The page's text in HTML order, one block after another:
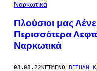
Ναρκωτικά
Πλούσιοι μας
Περισσότερα
Ναρκωτικά
03.08.22ΚΕΊΜΕΝΟ BETHAN